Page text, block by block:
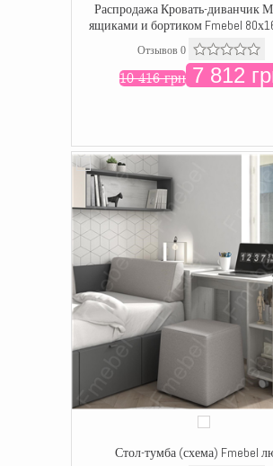
Распродажа Кровать-диванчик
ящиками и бортиком Fmebel
Отзывов 0
10 416 грн 7 812
Стол-тумба (схема) Fmebel